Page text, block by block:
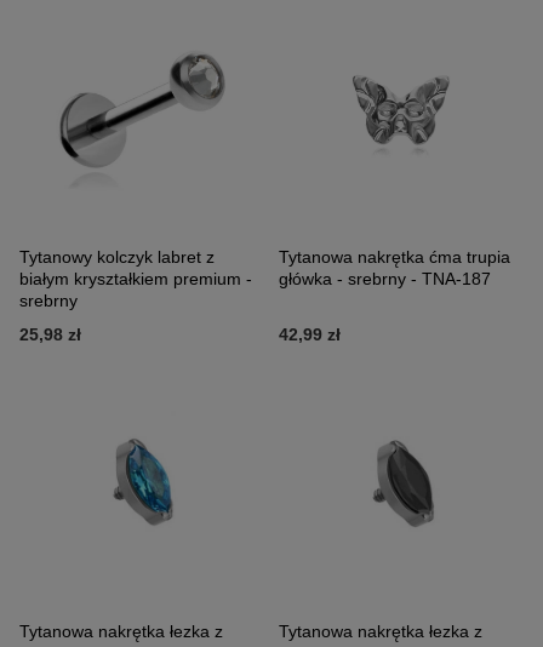
Tytanowy kolczyk labret z
białym kryształkiem premium -
srebrny
25,98 zł
Tytanowa nakrętka ćma trupia
główka - srebrny - TNA-187
42,99 zł
Tytanowa nakrętka łezka z
Tytanowa nakrętka łezka z